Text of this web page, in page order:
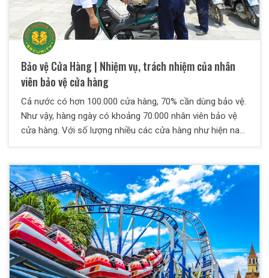
Bảo vệ Cửa Hàng | Nhiệm vụ, trách nhiệm của nhân
viên bảo vệ cửa hàng
Cả nước có hơn 100.000 cửa hàng, 70% cần dùng bảo vệ.
Như vậy, hàng ngày có khoảng 70.000 nhân viên bảo vệ
cửa hàng. Với số lượng nhiều các cửa hàng như hiện nay,
dịch vụ bảo vệ cho các cửa hàng. Bài viết này xin chia sẻ
về những công việc cần thiết của một bảo vệ cửa hàng
phải làm.